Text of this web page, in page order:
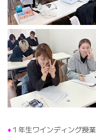
♦️１年生ワインディング授業